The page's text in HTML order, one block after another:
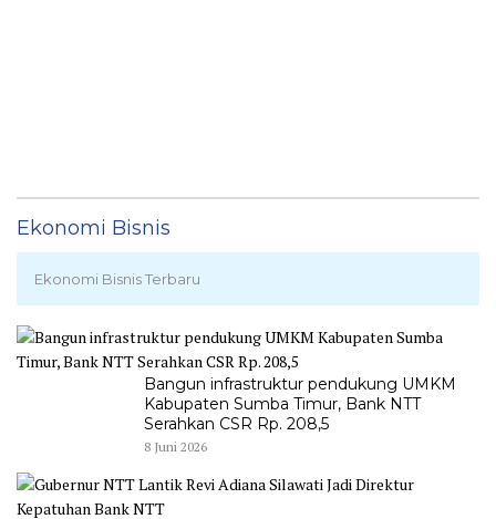
Ekonomi Bisnis
Ekonomi Bisnis Terbaru
Bangun infrastruktur pendukung UMKM
Kabupaten Sumba Timur, Bank NTT
Serahkan CSR Rp. 208,5
8 Juni 2026